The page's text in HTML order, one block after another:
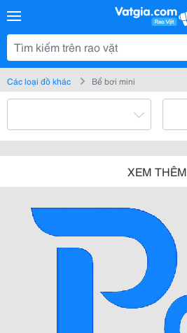
Các loại đồ khác Bể bơi mini
XEM THÊM